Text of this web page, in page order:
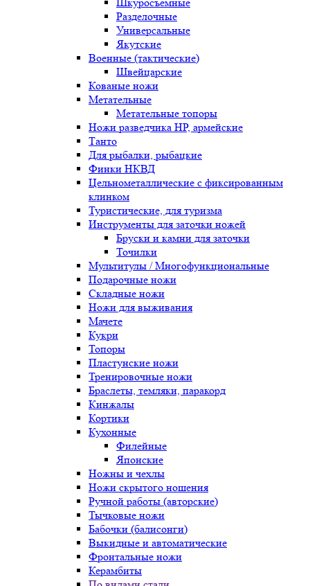
Разделочные
Универсальные
Якутские
Военные (тактические)
Швейцарские
Кованые ножи
Метательные
Метательные топоры
Ножи разведчика НР, армейские
Танто
Для рыбалки, рыбацкие
Финки НКВД
Цельнометаллические с фиксированным
клинком
Туристические, для туризма
Инструменты для заточки ножей
Бруски и камни для заточки
Точилки
Мультитулы / Многофункциональные
Подарочные ножи
Складные ножи
Ножи для выживания
Мачете
Кукри
Топоры
Пластунские ножи
Тренировочные ножи
Браслеты, темляки, паракорд
Кинжалы
Кортики
Кухонные
Филейные
Японские
Ножны и чехлы
Ножи скрытого ношения
Ручной работы (авторские)
Тычковые ножи
Бабочки (балисонги)
Выкидные и автоматические
Фронтальные ножи
Керамбиты